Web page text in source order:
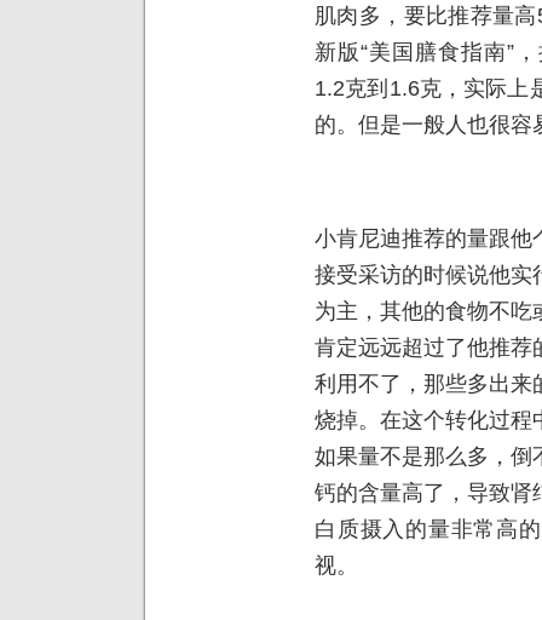
肌肉多，要比推荐量
新版“美国膳食指南”
1.2克到1.6克，实际上
的。但是一般人也很容
小肯尼迪推荐的量跟他
接受采访的时候说他实
为主，其他的食物不
肯定远远超过了他推荐
利用不了，那些多出来
烧掉。在这个转化过程
如果量不是那么多，倒
钙的含量高了，导致肾
白质摄入的量非常高
视。